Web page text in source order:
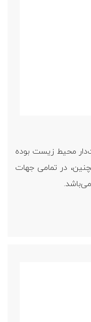
محیط زیست بوده
در تمامی جهات